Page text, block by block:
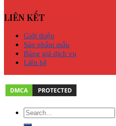
LIÊN KẾT
Giới thiệu
Sản phẩm mẫu
Bảng giá dịch vụ
Liên hệ